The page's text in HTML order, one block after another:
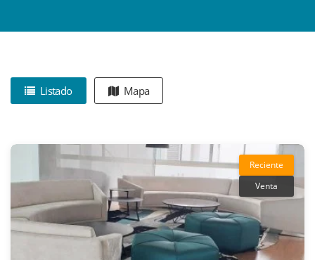
Listado Mapa
Reciente
Venta